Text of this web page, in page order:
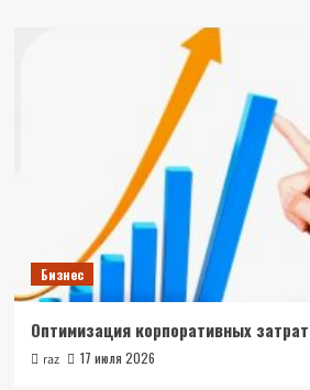
Бизнес
Оптимизация корпоративных затрат
raz 17 июля 2026